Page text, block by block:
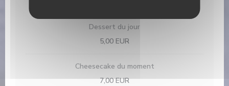
Dessert du jour
5,00 EUR
Cheesecake du moment
7,00 EUR